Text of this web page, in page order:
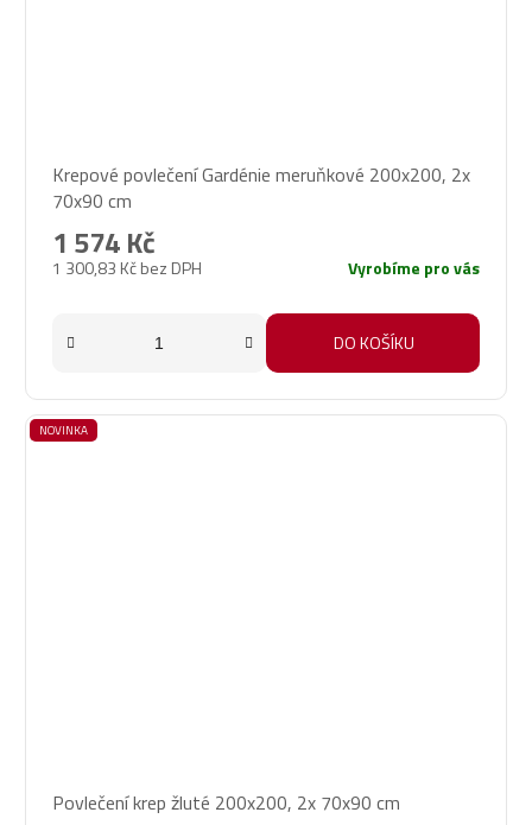
Krepové povlečení Gardénie meruňkové 200x200, 2x
70x90 cm
1 300,83 Kč bez DPH
1 574 Kč
Vyrobíme pro vás
DO KOŠÍKU
NOVINKA
Povlečení krep žluté 200x200, 2x 70x90 cm